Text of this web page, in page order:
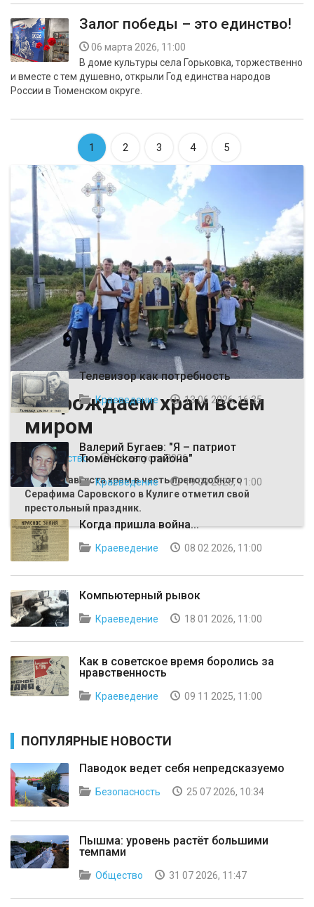
Залог победы – это единство!
06 марта 2026, 11:00
В доме культуры села Горьковка, торжественно
и вместе с тем душевно, открыли Год единства народов
России в Тюменском округе.
1 2 3 4 5
Возрождаем храм всем
миром
Общество
04 августа 2026
Первого августа храм в честь преподобного
Серафима Саровского в Кулиге отметил свой
престольный праздник.
ВЫБОР РЕДАКЦИИ
Телевизор как потребность
Краеведение 13 06 2026, 16:35
Валерий Бугаев: "Я – патриот
Тюменского района"
Краеведение 19 04 2026, 11:00
Когда пришла война...
Краеведение 08 02 2026, 11:00
Компьютерный рывок
Краеведение 18 01 2026, 11:00
Как в советское время боролись за
нравственность
Краеведение 09 11 2025, 11:00
ПОПУЛЯРНЫЕ НОВОСТИ
Паводок ведет себя непредсказуемо
Безопасность 25 07 2026, 10:34
Пышма: уровень растёт большими
темпами
Общество 31 07 2026, 11:47